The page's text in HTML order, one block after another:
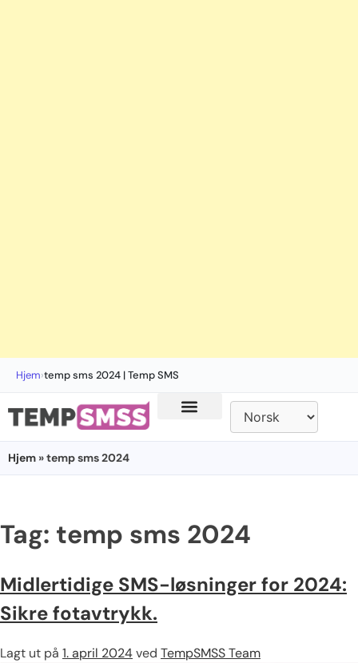
Hjem›temp sms 2024 | Temp SMS
Hjem » temp sms 2024
Tag: temp sms 2024
Midlertidige SMS-løsninger for 2024:
Sikre fotavtrykk.
Lagt ut på 1. april 2024ved TempSMSS Team